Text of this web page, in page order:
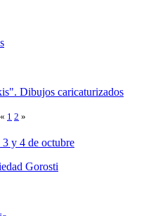
Dibujos caricaturizados
« 1 2 »
y 4 de octubre
Gorosti